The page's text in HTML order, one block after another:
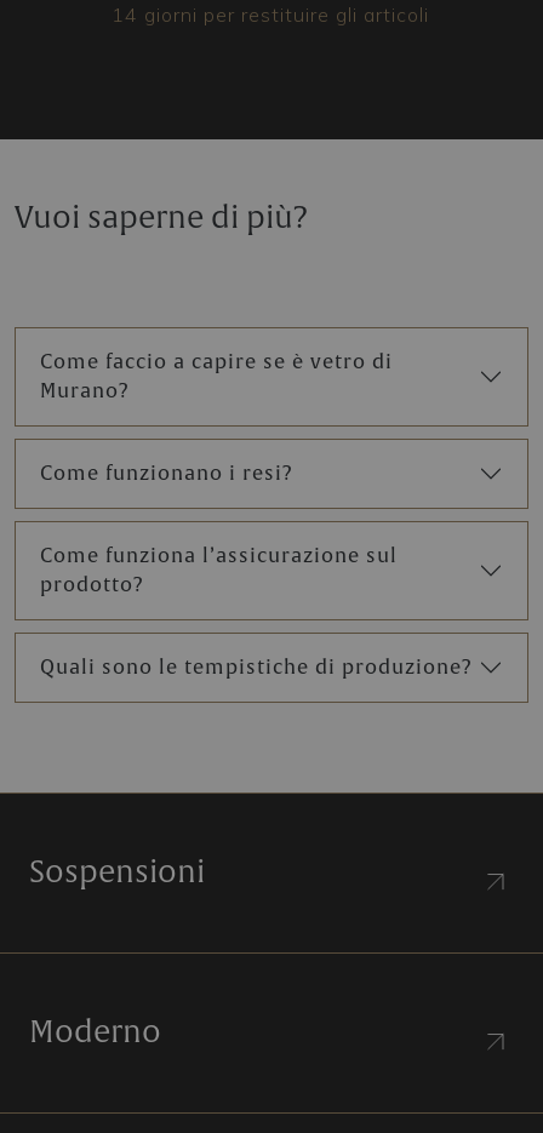
14 giorni per restituire gli articoli
Vuoi saperne di più?
Come faccio a capire se è vetro di
Murano?
Come funzionano i resi?
Come funziona l’assicurazione sul
prodotto?
Quali sono le tempistiche di produzione?
Sospensioni
Moderno